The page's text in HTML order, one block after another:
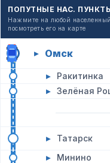
ПОПУТНЫЕ НАС.
Нажмите на любой
посмотреть его на карте
▸ Омск
▸ Ракитинка
▸ Зелёная
▸ Татарск
▸ Минино